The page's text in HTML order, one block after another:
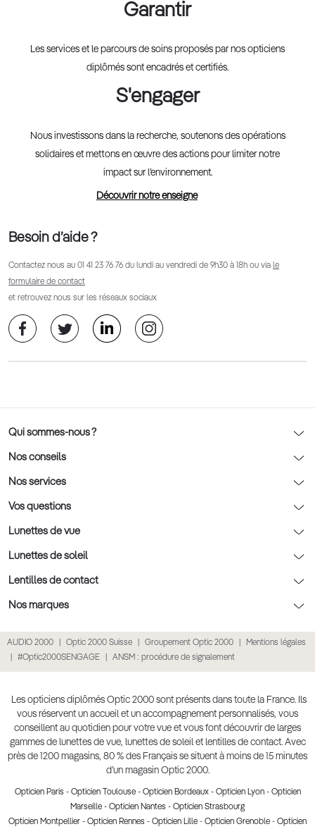
Garantir
Les services et le parcours de soins proposés par nos opticiens
diplômés sont encadrés et certifiés.
S'engager
Nous investissons dans la recherche, soutenons des opérations
solidaires et mettons en œuvre des actions pour limiter notre
impact sur l’environnement.
Découvrir notre enseigne
Besoin d’aide ?
Contactez nous au 01 41 23 76 76 du lundi au vendredi de 9h30 à 18h ou via le
formulaire de contact
et retrouvez nous sur les réseaux sociaux
Qui sommes-nous ?
Notre charte déontologique
AFNOR Certification
Rendez-vous prévision
Nos conseils
Nos conseils lunettes
Nos conseils lentilles
Nos conseils enfants
Nos conseils santé visuelle
Tout savoir sur nos verres
Nos services
Optic 2000 à domicile
Le contrôle de la vue chez votre opticien
L'entretien de votre équipement
La prise de rendez-vous en ligne
Point expert basse vision
Click & collect : Livraison gratuite en magasin
Accessibilité
Vos questions
Politique cookies
Conditions des offres
Politique de confidentialité des données
Retours et remboursements
Lunettes de vue
Lunettes de vue
Lunettes de vue homme
Lunettes de vue femme
Lunettes de vue Ray-Ban
Lunettes de vue Gucci
Lunettes de vue Chloé
Lunettes de vue Burberry
Lunettes de soleil
Lunettes de soleil
Lunettes de soleil homme
Lunettes de soleil enfant
Lunettes de soleil Ray-Ban
Lunettes de soleil Prada
Lunettes de soleil Gucci
Soldes Ete 2025
Lentilles de contact
Lentilles de contact
Lentille de nuit
Lentilles journalières
Produit lentilles
Nos marques
Lunettes Prada
Lunettes Guess
Lunettes Chloé
Lunettes Versace
AUDIO 2000 Optic 2000 Suisse Groupement Optic 2000
Mentions légales
#Optic2000SENGAGE
ANSM : procédure de signalement
Les opticiens diplômés Optic 2000 sont présents dans toute la France. Ils
vous réservent un accueil et un accompagnement personnalisés, vous
conseillent au quotidien pour votre vue et vous font découvrir de larges
gammes de lunettes de vue, lunettes de soleil et lentilles de contact. Avec
près de 1200 magasins, 80 % des Français se situent à moins de 15 minutes
d’un magasin Optic 2000.
Opticien Paris - Opticien Toulouse- Opticien Bordeaux- Opticien Lyon- Opticien
Marseille - Opticien Nantes - Opticien Strasbourg
Opticien Montpellier - Opticien Rennes - Opticien Lille - Opticien Grenoble - Opticien